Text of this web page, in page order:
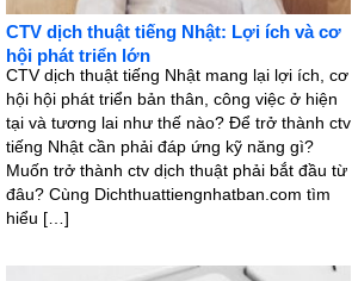
CTV dịch thuật tiếng Nhật: Lợi ích và cơ
hội phát triển lớn
CTV dịch thuật tiếng Nhật mang lại lợi ích, cơ
hội hội phát triển bản thân, công việc ở hiện
tại và tương lai như thế nào? Để trở thành ctv
tiếng Nhật cần phải đáp ứng kỹ năng gì?
Muốn trở thành ctv dịch thuật phải bắt đầu từ
đâu? Cùng Dichthuattiengnhatban.com tìm
hiểu […]